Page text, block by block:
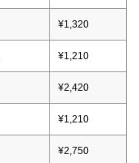
¥1,320
¥1,210
¥2,420
¥1,210
¥2,750